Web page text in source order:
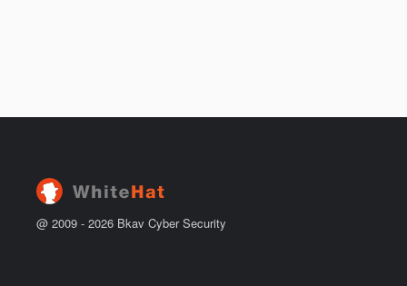
@ 2009 - 2026 Bkav Cyber Security